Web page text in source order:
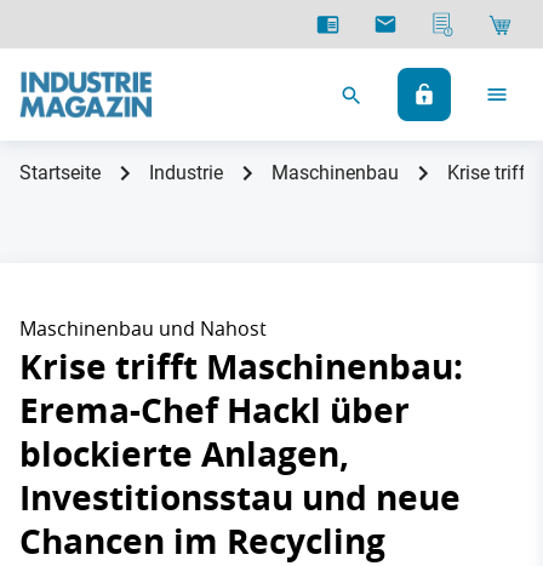
Startseite Industrie Maschinenbau Krise trifft
Maschinenbau und Nahost
Krise trifft Maschinenbau:
Erema-Chef Hackl über
blockierte Anlagen,
Investitionsstau und neue
Chancen im Recycling